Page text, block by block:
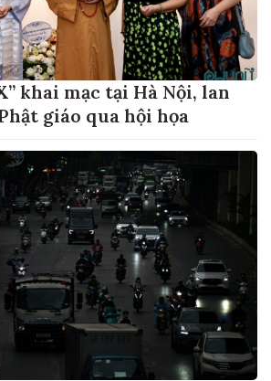
khai mạc tại Hà Nội, lan
giáo qua hội họa